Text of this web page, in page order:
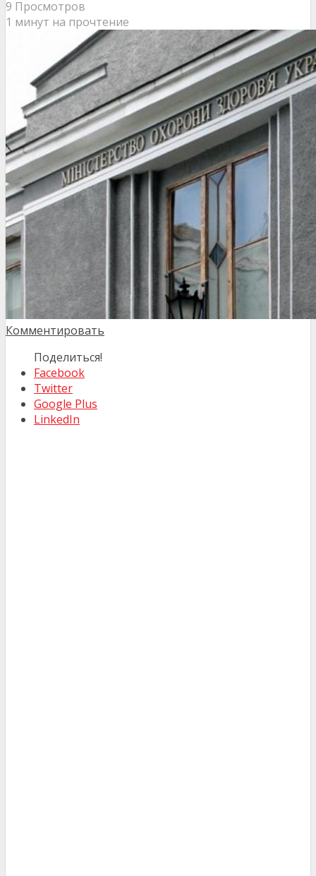
9 Просмотров
1 минут на прочтение
Комментировать
Поделиться!
Facebook
Twitter
Google Plus
LinkedIn